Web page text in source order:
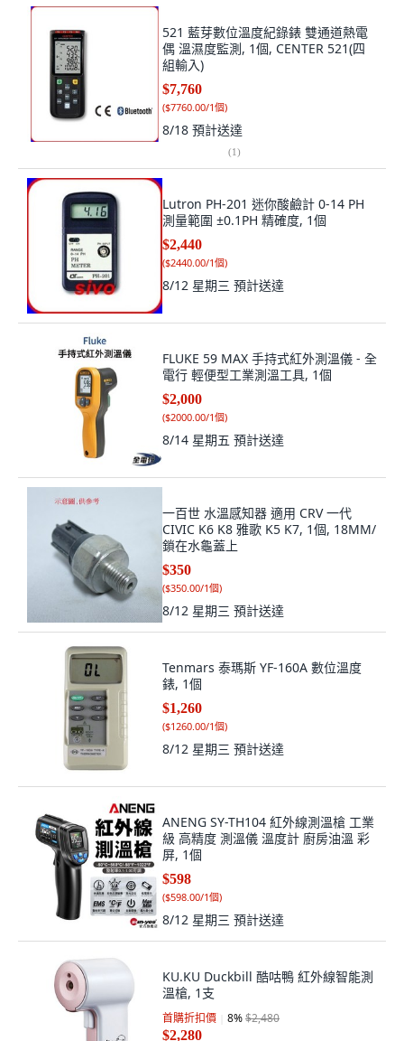
521 藍芽數位溫度紀錄錶 雙通道熱電
偶 溫濕度監測, 1個, CENTER 521(四
組輸入)
$7,760
($7760.00/1個)
8/18 預計送達
(1)
Lutron PH-201 迷你酸鹼計 0-14 PH
測量範圍 ±0.1PH 精確度, 1個
$2,440
($2440.00/1個)
8/12 星期三 預計送達
FLUKE 59 MAX 手持式紅外測溫儀 - 全
電行 輕便型工業測溫工具, 1個
$2,000
($2000.00/1個)
8/14 星期五 預計送達
一百世 水溫感知器 適用 CRV 一代
CIVIC K6 K8 雅歌 K5 K7, 1個, 18MM/
鎖在水龜蓋上
$350
($350.00/1個)
8/12 星期三 預計送達
Tenmars 泰瑪斯 YF-160A 數位溫度
錶, 1個
$1,260
($1260.00/1個)
8/12 星期三 預計送達
ANENG SY-TH104 紅外線測溫槍 工業
級 高精度 測溫儀 溫度計 廚房油溫 彩
屏, 1個
$598
($598.00/1個)
8/12 星期三 預計送達
KU.KU Duckbill 酷咕鴨 紅外線智能測
溫槍, 1支
首購折扣價 8%$2,480
$2,280